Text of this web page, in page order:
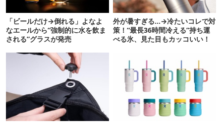
「ビールだけ→倒れる」よなよ
なエールから“強制的に水を飲ま
される”グラスが発売
外が暑すぎる…→冷たいコレで対
策！“最長36時間冷える”持ち運
べる氷、見た目もカッコいい！